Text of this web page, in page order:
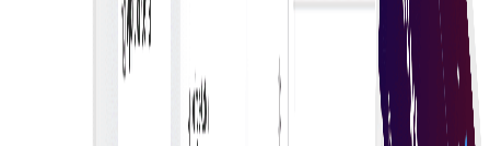
Kecerdasan Buatan & Pembelajaran Mesin